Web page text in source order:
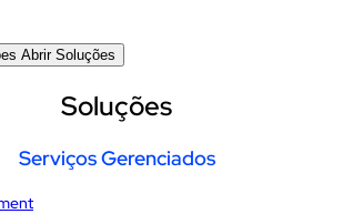
Abrir Soluções
Soluções
Serviços Gerenciados